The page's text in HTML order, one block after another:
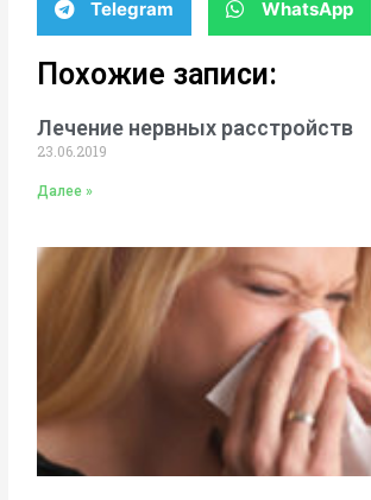
Telegram WhatsApp
Похожие записи:
Лечение нервных расстройств
23.06.2019
Далее »